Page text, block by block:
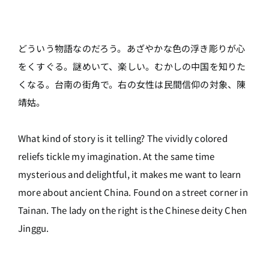
どういう物語なのだろう。あざやかな色の浮き彫りが心
をくすぐる。謎めいて、楽しい。むかしの中国を知りた
くなる。台南の街角で。右の女性は民間信仰の対象、陳
靖姑。
What kind of story is it telling? The vividly colored
reliefs tickle my imagination. At the same time
mysterious and delightful, it makes me want to learn
more about ancient China. Found on a street corner in
Tainan. The lady on the right is the Chinese deity Chen
Jinggu.